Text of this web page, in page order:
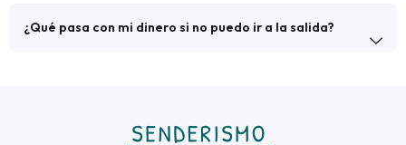
¿Qué pasa con mi dinero si no puedo ir a la salida?